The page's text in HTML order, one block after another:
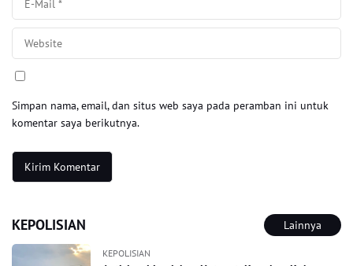
Simpan nama, email, dan situs web saya pada peramban ini untuk
komentar saya berikutnya.
KEPOLISIAN Lainnya
KEPOLISIAN